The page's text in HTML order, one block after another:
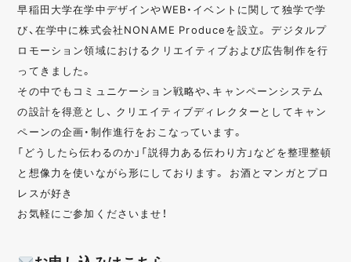
早稲田大学在学中デザインやWEB・イベントに関して独学で学
び、在学中に株式会社NONAME Produceを設立。 デジタルプ
ロモーション領域におけるクリエイティブおよび広告制作を行
ってきました。
その中でもコミュニケーション戦略や、キャンペーンシステム
の設計を得意とし、 クリエイティブディレクターとしてキャン
ペーンの企画・制作進行をおこなっています。
「どうしたら伝わるのか」「説得力ある伝わり方」などを整理整頓
と想像力を使いながら形にしております。 お酒とマンガとプロ
レスが好き
お気軽にご参加くださいませ！